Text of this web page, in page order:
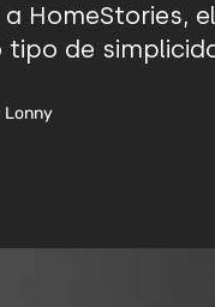
HomeStories,
de
Lonny